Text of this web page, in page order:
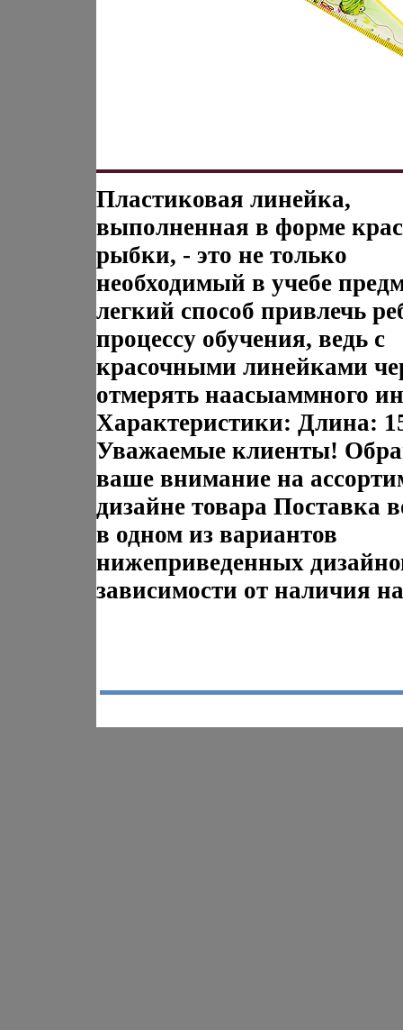
Пластиковая линейка,
выполненная в форме
рыбки, - это не только
необходимый в учебе
легкий способ привлечь
процессу обучения, ведь с
красочными линейками
отмерять наасыаммного
Характеристики: Длина:
Уважаемые клиенты!
ваше внимание на
дизайне товара Поставка
в одном из вариантов
нижеприведенных
зависимости от наличия